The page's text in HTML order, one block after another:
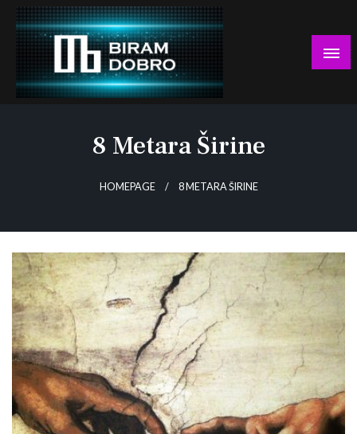
Skip
content
8 Metara Širine
HOMEPAGE 8 METARA ŠIRINE